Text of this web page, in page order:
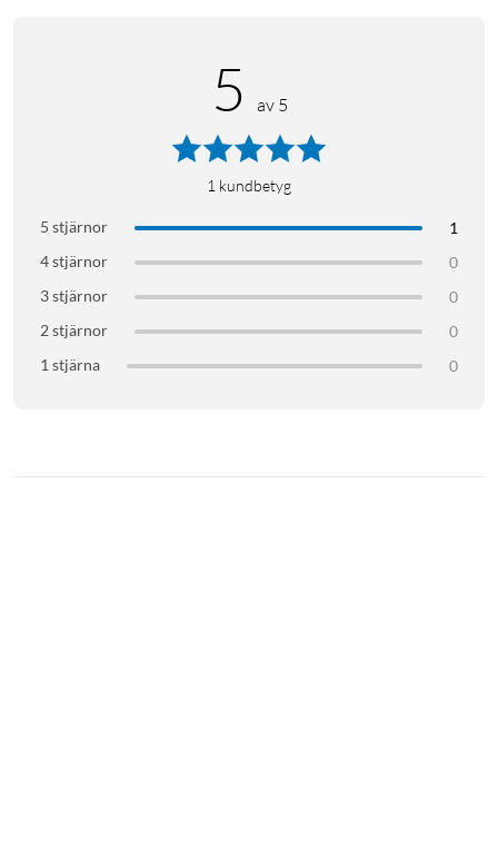
5 av 5
1 kundbetyg
5 stjärnor
1
4 stjärnor
0
3 stjärnor
0
2 stjärnor
0
1 stjärna
0